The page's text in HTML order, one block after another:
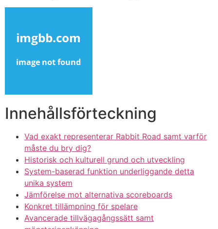
panel
panel
panel
panel
panel
panel
panel
panel
panel
Innehållsförteckning
Vad exakt representerar Rabbit Road samt varför
måste du bry dig?
Historisk och kulturell grund och utveckling
System-baserad funktion underliggande detta
unika system
Jämförelse mot alternativa scoreboards
Konkret tillämpning för spelare
Avancerade tillvägagångssätt samt